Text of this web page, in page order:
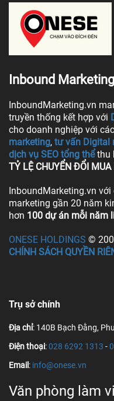
Inbound
InboundMarketing.vn
truyền thống kết hợp với
cho doanh nghiệp với
marketing, tư vấn Digital
dịch vụ SEO tổng thể thu
TỶ LỆ CHUYỂN ĐỔI MUA
InboundMarketing.vn
marketing gần 20 năm
hơn 100 dự án mỗi năm
ONESE HOLDINGS ©
CHÍNH SÁCH QUYỀN
Trụ sở chính
Địa chỉ: 140B Bạch Đằng,
Điện thoại:028 6292 1313 -
Email : info@onese.vn
Văn phòng làm